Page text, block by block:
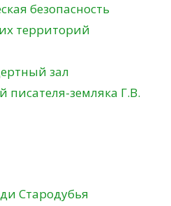
безопасность
территорий
зал
писателя-земляка Г.В.
Стародубья